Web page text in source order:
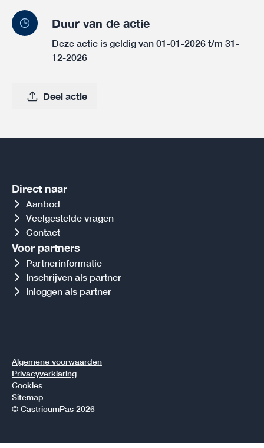
Duur van de actie
Deze actie is geldig van 01-01-2026 t/m 31-
12-2026
Deel actie
Direct naar
Aanbod
Veelgestelde vragen
Contact
Voor partners
Partnerinformatie
Inschrijven als partner
Inloggen als partner
Algemene voorwaarden
Privacyverklaring
Cookies
Sitemap
© CastricumPas 2026